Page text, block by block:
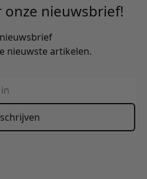
onze nieuwsbrief!
nieuwste artikelen.